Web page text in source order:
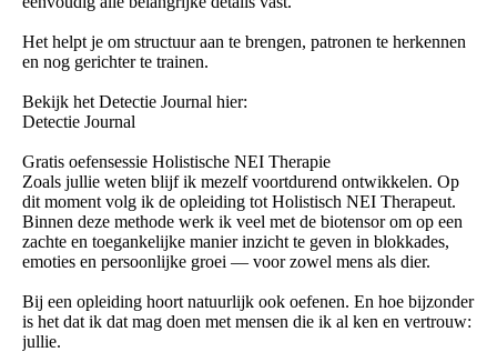
Het helpt je om structuur aan te brengen, patronen te herkennen
en nog gerichter te trainen.
Bekijk het Detectie Journal hier:
Detectie Journal
Gratis oefensessie Holistische NEI Therapie
Zoals jullie weten blijf ik mezelf voortdurend ontwikkelen. Op
dit moment volg ik de opleiding tot Holistisch NEI Therapeut.
Binnen deze methode werk ik veel met de biotensor om op een
zachte en toegankelijke manier inzicht te geven in blokkades,
emoties en persoonlijke groei — voor zowel mens als dier.
Bij een opleiding hoort natuurlijk ook oefenen. En hoe bijzonder
is het dat ik dat mag doen met mensen die ik al ken en vertrouw:
jullie.